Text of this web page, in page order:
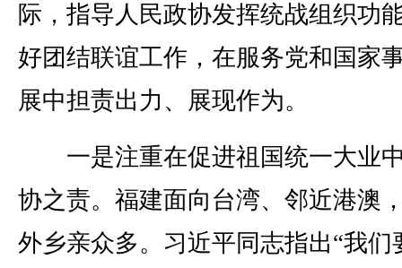
际，指导人民政协发挥统战组织功
好团结联谊工作，在服务党和国家
展中担责出力、展现作为。
一是注重在促进祖国统一大业
协之责。福建面向台湾、邻近港澳
外乡亲众多。习近平同志指出“我们